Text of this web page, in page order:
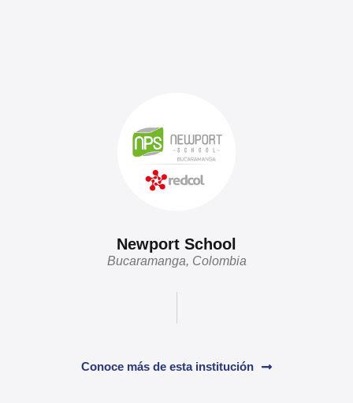
Newport School
Bucaramanga, Colombia
Conoce más de esta institución